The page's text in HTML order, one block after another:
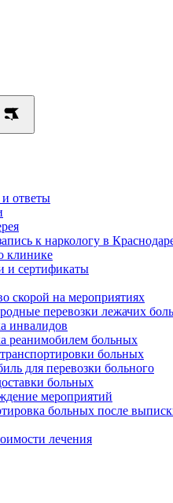
ответы
к наркологу в
клинике
и сертификаты
скорой на мероприятиях
перевозки лежачих
инвалидов
реанимобилем больных
больных
для перевозки больного
больных
мероприятий
больных после
лечения